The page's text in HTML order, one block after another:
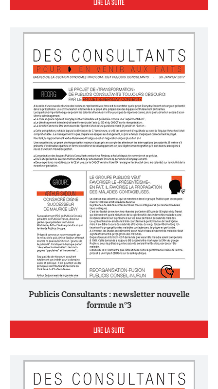
Publicis Consultants : newsletter nouvelle
formule n°3
LIRE LA SUITE